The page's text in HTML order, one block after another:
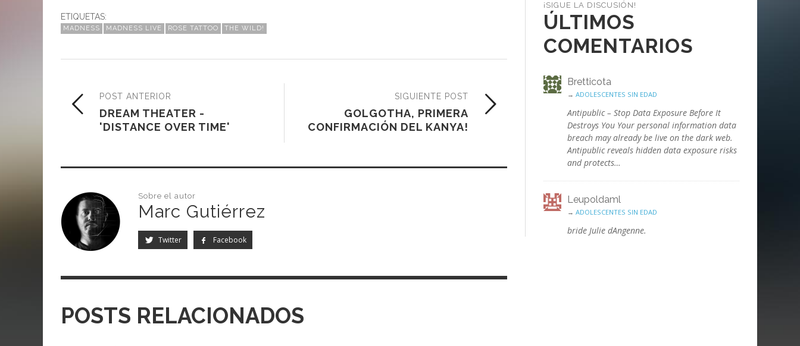
ETIQUETAS:
MADNESS MADNESS LIVE ROSE TATTOO THE WILD!
SIGUIENTE POST
GOLGOTHA, PRIMERA
CONFIRMACIÓN DEL KANYA!
POST ANTERIOR
DREAM THEATER -
'DISTANCE OVER TIME'
Sobre el autor
Marc Gutiérrez
Twitter Facebook
POSTS RELACIONADOS
¡SIGUE LA DISCUSIÓN!
ÚLTIMOS
COMENTARIOS
Bretticota
→ ADOLESCENTES SIN EDAD
Antipublic – Stop Data Exposure Before It
Destroys You Your personal information data
breach may already be live on the dark web.
Antipublic reveals hidden data exposure risks
and protects…
Leupoldaml
→ ADOLESCENTES SIN EDAD
bride Julie dAngenne.